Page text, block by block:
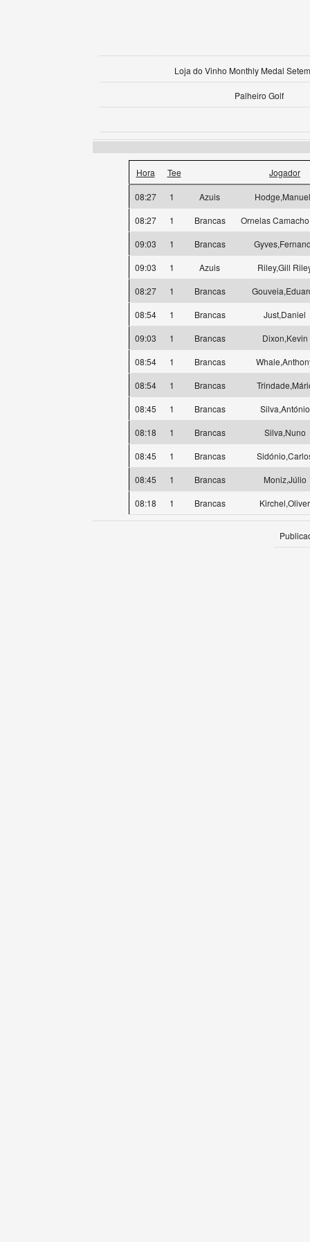
Loja do Vinho Monthly Medal
Palheiro Golf
Hora Tee Jogador
08:27 1 Azuis
08:27
1 Brancas
Ornelas
09:03
1 Brancas
09:03
1 Azuis
Riley,Gill
08:27
1 Brancas
08:54
1 Brancas
Just,Daniel
09:03
1 Brancas
Dixon,Kevin
08:54
1 Brancas
08:54
1 Brancas
08:45
1 Brancas
Silva,António
08:18
1 Brancas
Silva,Nuno
08:45
1 Brancas
08:45
1 Brancas
Moniz,Júlio
08:18
1 Brancas Kirchel,Oliver